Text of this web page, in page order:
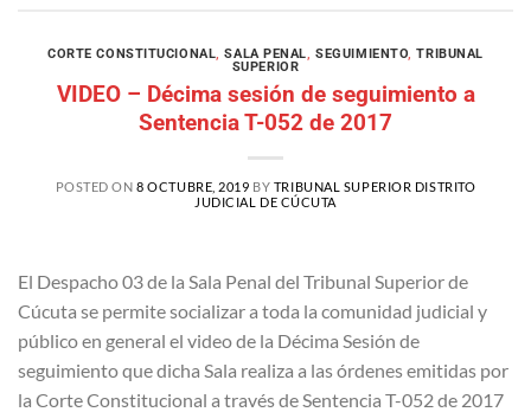
CORTE CONSTITUCIONAL,SALA PENAL,SEGUIMIENTO,TRIBUNAL
SUPERIOR
VIDEO – Décima sesión de seguimiento a
Sentencia T-052 de 2017
POSTED ON8 OCTUBRE, 2019 BY TRIBUNAL SUPERIOR DISTRITO
JUDICIAL DE CÚCUTA
El Despacho 03 de la Sala Penal del Tribunal Superior de
Cúcuta se permite socializar a toda la comunidad judicial y
público en general el video de la Décima Sesión de
seguimiento que dicha Sala realiza a las órdenes emitidas por
la Corte Constitucional a través de Sentencia T-052 de 2017